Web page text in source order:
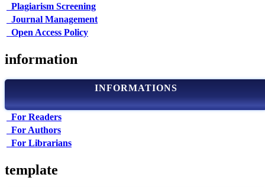
Plagiarism Screening
Journal Management
Open Access Policy
information
INFORMATIONS
For Readers
For Authors
For Librarians
template